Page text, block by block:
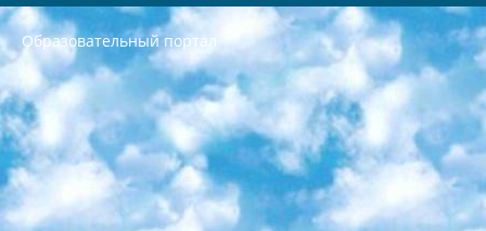
Образовательный портал
РЕСПУБЛИКА УЗБЕКИСТАН МИНИСТРЕРСТВО ДОШКОЛЬНОГО И ШКОЛЬНОГО ОБРАЗОВАНИЯ КОМАНДА в общеобразовательных учреждениях в 2023-2024 учебном году организация и проведение итоговой государственной аттестации обучающихся о Министра дошкольного и школьного образования Республики Узбекистан от 4 марта 2008 года (постановлением Минюста от 20 марта 2008 года № 1778 государственной регистрации) «Итоговое состояние учащихся общего среднего образования на основании положения об утверждении положения об аттестации общего среднего образования выпускной экзамен студентов в образовательных учреждениях в 2023-2024 учебном году В целях организации и прохождения аттестации приказываю: 1. Следующее: перечень предметов, по которым будет проводиться итоговая государственная аттестация и экзамен формы перевода согласно приложению 1; сертификаты международного образца, оценивающие уровень владения иностранными языками перечень согласно приложению 2; 2. Педагогический при специализированных образовательных учреждениях. научно-практический центр квалификации и международной оценки (Д.Давидова) 2024 г. До 25 марта: задания по предметам, по которым будет проводиться итоговая аттестация разработка и утверждение технических условий; итоговая аттестация на основании разработанного предметного задания разработка вопросов по предметам (устно и письменно), экзамен передача; общеобразовательные средние школы и специальные учебные заведения учащиеся выпускных классов школ и интернатов в агентской системе подготовка базы данных экзаменационных материалов и критериев оценки; перевод базы экзаменационных материалов на все языки обучения подать в Республиканский образовательный центр для изготовления; варианты экзаменов на основе разработанных контрольных материалов пусть будут поставлены задачи формирования. 3. Республиканский образовательный центр (Ш.Худайкулов) до 5 апреля 2024 года. до: база данных предоставленных экзаменационных материалов на все языки обучения перевод и экспертиза; для слепых, слабовидящих, глухих, слабослышащих и умственно отсталых детей учащиеся выпускных классов специализированных школ и школ-интернатов база данных экзаменационных материалов на всех преподаваемых языках подготовка критериев оценки; специализированные школы для умственно отсталых детей и технологии для учащихся выпускных классов школ-интернатов разработка соответствующих рекомендаций и критериев проведения ЕГЭ по естествознанию давать задания. 4. Педагогический при специализированных образовательных учреждениях. Научно-практический центр навыков и международной оценки (Д.Давидова), Республика образовательный центр (Худайкулов Ш.) итоговый государственный аттестационный экзамен ориентирован на творческое и логическое мышление при подготовке базы материалов учитывать введение заданий. 5. Следует отметить, что: сертификат государственного образца о знании общеобразовательного предмета и как минимум национальный уровень B1 по предметам на иностранных языках, указанным в Приложении 2. или международно признанный сертификат эквивалентного уровня студенты, изучающие определенный предмет, освобождаются от экзамена; по соответствующим предметам запланирована итоговая государственная аттестация за день до дня, путем жеребьевки Рабочей группой (в письменной форме по предметам, проводимым в форме) из числа сформированных вариантов выбрано 2 варианта; 2 выбранных варианта экзамена анонсированы на официальном сайте министерства и все выпускники по всей стране на основе этих вариантов проводит итоговую государственную аттестацию. 6. Государственное образование учащихся средних общеобразовательных учреждений. знания в соответствии с квалификационными требованиями, которые необходимо приобрести на основании стандартов итоговый (выпускной) контроль для 9 и 11 классов в целях тестирования Экзамены (далее – экзамены) состоят из предметов, перечисленных в приложении 1. будет сделано. 7. Экзамены пройдут с 26 мая по 15 июня 2024 г. (кроме науки физического воспитания). 8. Физическая для учащихся 9 классов общесредних образовательных учреждений. Экзамены по предмету «Образование, квалификация медицина» 1-6 мая 2024 года. сотрудники перевести под присмотр (с отклонениями в физическом или умственном развитии) специализированная школа для детей, школы-интернаты и со сколиозом школы-интернаты санаторного типа для больных детей исключены). 9. Он был слепым, слабовидящим и имел нарушения опорно-двигательного аппарата. экзамены в специализированных школах и интернатах для детей должны проводиться исходя из требований, предъявляемых к общеобразовательным учреждениям (физкультура кроме науки). 10. Специализированная школа для глухих и слабослышащих детей. и экзамены в интернатах и быть реализован в виде письменного теста по математике. 11. Специальность для умственно отсталых детей. Для 9 класса Родной язык и литературное письмо Государственный язык (язык обучения – узбекский). для неклассов) написано Математическое письмо Письменная/устная история Узбекистана Физическое воспитание практично Итоговый контроль Для 11 класса Написание родного языка и литературы (эссе) Математическое письмо Узбекский язык (обучение на узбекском языке) не посещающее общее среднее образование для учреждений)/Образовательное учреждение выбор письменный и устный Иностранный язык письменный/устный Письменная/устная история Узбекистана *По выбору студента:  Химия  Физика  Основы государственного права  География 10 бесплатных образовательных ресурсов - Мы составили подборку онлайн-проектов с интерактивными упражнениями, видеолекциями и статьями. Они помогут вам обрести новые и освежить старые знания бесплатно. 1. «ИНТУИТ» Старейшая образовательная площадка Рунета. Здесь вы найдёте сотни текстовых и видеокурсов на десятки различных тем — от программирования до психологии. Многие курсы подготовлены российскими университетами и крупными международными компаниями вроде Intel и Microsoft. Самостоятельное обучение бесплатное, но желающие могут оплатить услуги персональных наставников. 2. «Смартия» знакомит с актуальными профессиями и подсказывает, как им обучаться. Выбрав заинтересовавшую вас специальность — SMM-специалист, фотограф, веб-дизайнер или другую, — увидите список необходимых для неё умений. Чтобы вы могли освоить их самостоятельно, для каждого умения площадка отображает подборку ссылок на учебные материалы. Хотя «Смартия» ориентируется на русскоязычную аудиторию, часть контента всё же доступна только на английском. 3. «Лекторий Физтеха» Проект Московского физико-технического института (Физтеха). С его помощью вы можете смотреть онлайн серии лекций, записанные на видео в этом вузе. В числе доступных предметов — физика, биология, химия, информационные технологии и другие. К некоторым лекциям администрация ресурса прилагает готовые конспекты, которые можно скачивать в PDF-формате. 4. ITMOcourses Онлайн-площадка Санкт-Петербургского национального исследовательского университета информационных технологий, механики и оптики (ИТМО). Ресурс предоставляет свободный доступ к курсам, разработанным в этом вузе. Каталог материалов разбит на четыре категории: «Оптические системы и технологии», «Приборостроение и робототехника», «Информационные технологии» и «Биотехнологии». Курсы состоят из видеолекций, интерактивных демонстраций и заданий. 5. «КиберЛенинка» Электронная научная библиотека открытого доступа. Каталог площадки регулярно обрастает текстами статей из различных научных изданий. Сгруппированные по журналам и рубрикам публикации можно читать онлайн или скачивать целиком в PDF-формате. Проект нацелен на популяризацию науки за счёт открытого доступа к качественной информации. 6. «ПостНаука» На этом ресурсе публикуют подборки видеолекций, составленные экспертами из разных отраслей и объединённые общими темами. Среди них, к примеру, есть серии «Биоинформатика и геномика», «Культура средневековой Скандинавии» и Cinema Studies о теории кино. Каждая подборка лекций — логически связанная история, рассказанная экспертом от первого лица. Кроме того, на сайте появляются научно-образовательные статьи и тесты на разные темы. 7. «Newочём» Команда проекта «Newочём» отбирает самые интересные тексты из англоязычных СМИ и переводит те из них, за которые голосуют участники сообщества «ВКонтакте». По большей части это научно-популярные статьи. Редакторы придумывают лишь заголовки, в остальном содержание переводов соответствует оригиналам. Полные тексты можно читать прямо в социальной сети. 8. InternetUrok Онлайн-база материалов по основным дисциплинам школьной программы. Информация на сайте структурирована по классам, предметам и темам (урокам). Каждый урок состоит из видеолекций и конспектов. Есть также интерактивные тренажёры и тесты для закрепления пройденного материала. Даже если вы давно окончили школу, возможность повторить программу старших классов всегда может пригодиться. 9. Edutainme Ещё один ресурс об образовании. В отличие от Newtonew, как мне кажется, Edutainme больше ориентируется на представителей индустрии: педагогов, предпринимателей, разработчиков образовательных проектов. Но и любой, кто просто стремится к саморазвитию, найдёт на сайте много полезного и интересного для себя. Например, информацию о новых курсах и образовательных сервисах. 10. Newtonew Онлайн-медиа об образовании и обучении в широком смысле. Авторы Newtonew пишут об инструментах, заведениях, тактиках и стратегиях, которые помогают учить других и получать новые знания самостоятельно. На этой площадке вы найдёте новости, обзоры, аналитические мат